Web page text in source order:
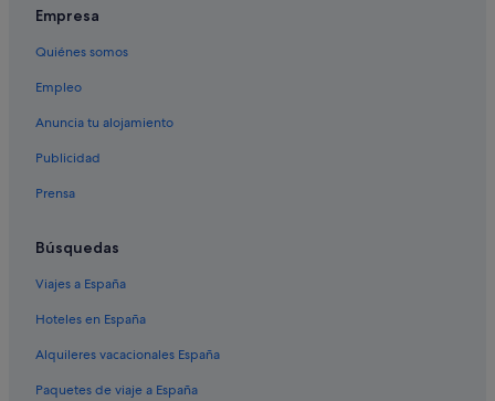
Empresa
Quiénes somos
Empleo
Anuncia tu alojamiento
Publicidad
Prensa
Búsquedas
Viajes a España
Hoteles en España
Alquileres vacacionales España
Paquetes de viaje a España